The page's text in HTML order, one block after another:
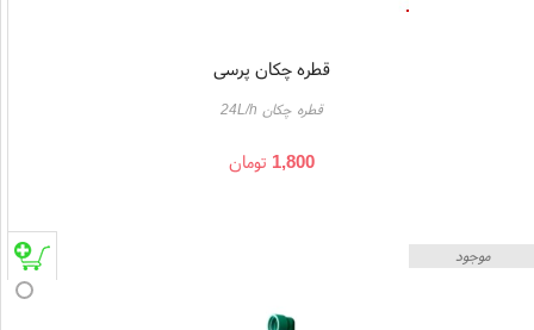
قطره چکان پرسی
قطره چکان 24L/h
1,800 تومان
موجود